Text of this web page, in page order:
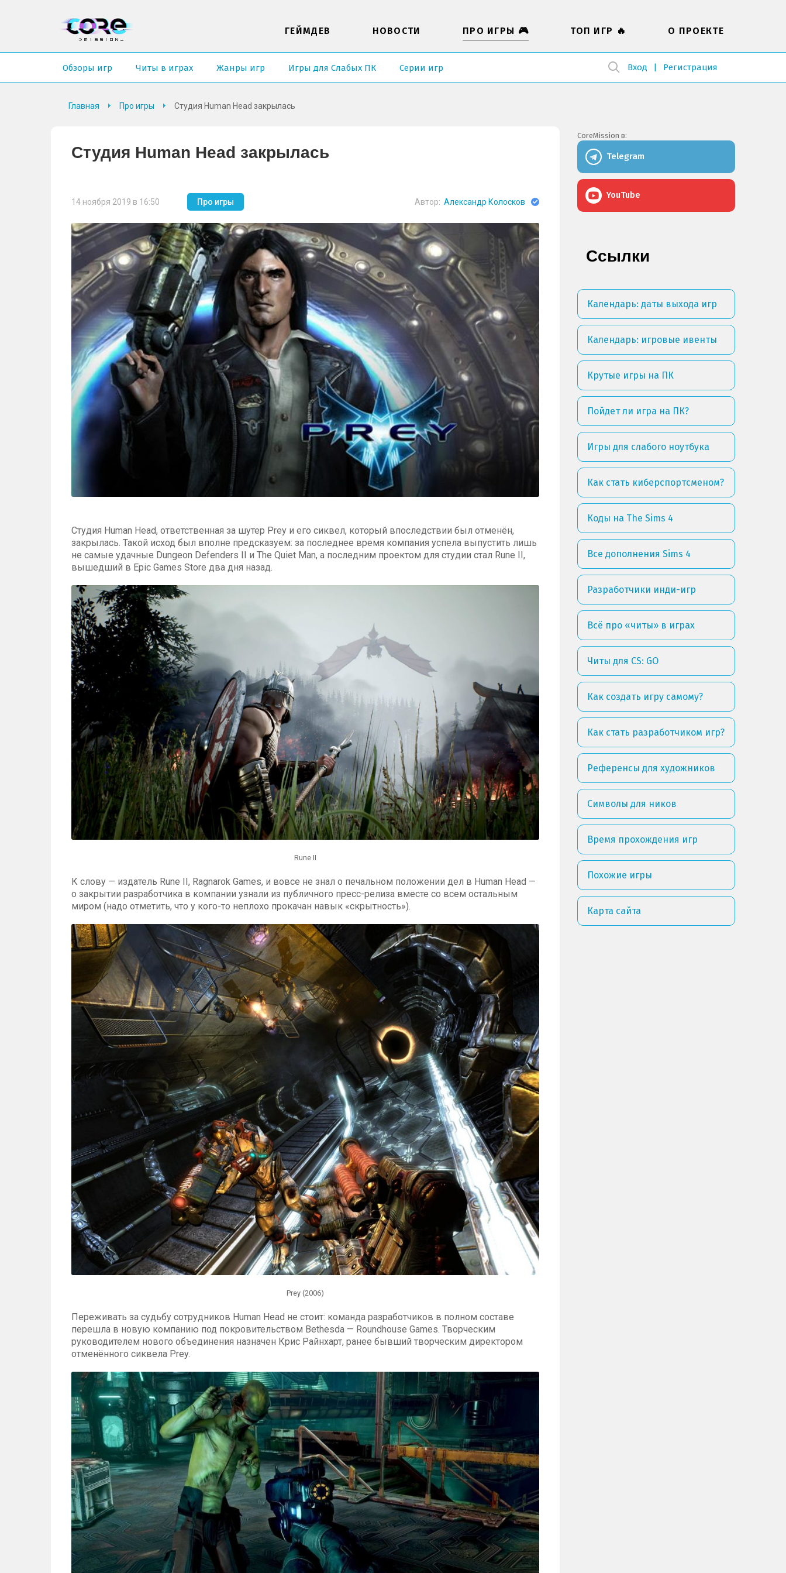
Вход Регистрация
ГЕЙМДЕВ НОВОСТИ ПРО ИГРЫ 🎮 ТОП ИГР 🔥 О ПРОЕКТЕ
Обзоры игр Читы в играх Жанры игр Игры для Слабых ПК Серии игр
Главная Про игры Студия Human Head закрылась
Студия Human Head закрылась
14 ноября 2019 в 16:50 Про игры Автор: Александр Колосков
Студия Human Head, ответственная за шутер Prey и его сиквел, который впоследствии был отменён,
закрылась. Такой исход был вполне предсказуем: за последнее время компания успела выпустить лишь
не самые удачные Dungeon Defenders II и The Quiet Man, а последним проектом для студии стал Rune II,
вышедший в Epic Games Store два дня назад.
Rune II
К слову — издатель Rune II, Ragnarok Games, и вовсе не знал о печальном положении дел в Human Head —
о закрытии разработчика в компании узнали из публичного пресс-релиза вместе со всем остальным
миром (надо отметить, что у кого-то неплохо прокачан навык «скрытность»).
Prey (2006)
Переживать за судьбу сотрудников Human Head не стоит: команда разработчиков в полном составе
перешла в новую компанию под покровительством Bethesda — Roundhouse Games. Творческим
руководителем нового объединения назначен Крис Райнхарт, ранее бывший творческим директором
отменённого сиквела Prey.
CoreMission в:
Telegram
YouTube
Ссылки
Календарь: даты выхода игр
Календарь: игровые ивенты
Крутые игры на ПК
Пойдет ли игра на ПК?
Игры для слабого ноутбука
Как стать киберспортсменом?
Коды на The Sims 4
Все дополнения Sims 4
Разработчики инди-игр
Всё про «читы» в играх
Читы для CS: GO
Как создать игру самому?
Как стать разработчиком игр?
Референсы для художников
Символы для ников
Время прохождения игр
Похожие игры
Карта сайта